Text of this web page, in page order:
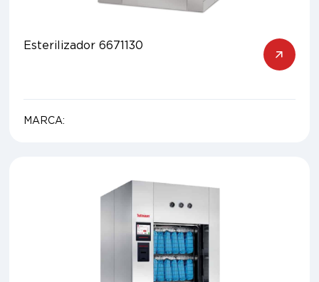
Esterilizador 6671130
MARCA: